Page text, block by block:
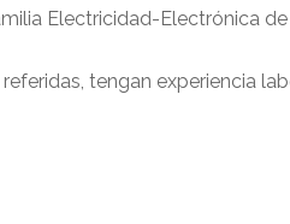
Electricidad-Electrónica de
tengan experiencia